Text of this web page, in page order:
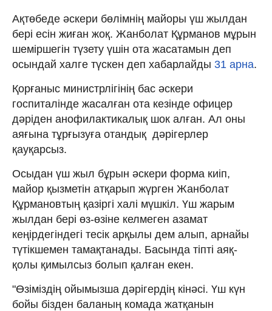
Ақтөбеде әскери бөлімнің майоры үш жылдан
бері есін жиған жоқ. Жанболат Құрманов мұрын
шеміршегін түзету үшін ота жасатамын деп
осындай халге түскен деп хабарлайды 31 арна.
Қорғаныс министрлігінің бас әскери
госпиталінде жасалған ота кезінде офицер
дәріден анофилактикалық шок алған. Ал оны
аяғына тұрғызуға отандық дәрігерлер
қауқарсыз.
Осыдан үш жыл бұрын әскери форма киіп,
майор қызметін атқарып жүрген Жанболат
Құрмановтың қазіргі халі мүшкіл. Үш жарым
жылдан бері өз-өзіне келмеген азамат
кеңірдегіндегі тесік арқылы дем алып, арнайы
түтікшемен тамақтанады. Басында тіпті аяқ-
қолы қимылсыз болып қалған екен.
"Өзіміздің ойымызша дәрігердің кінәсі. Үш күн
бойы бізден баланың комада жатқанын